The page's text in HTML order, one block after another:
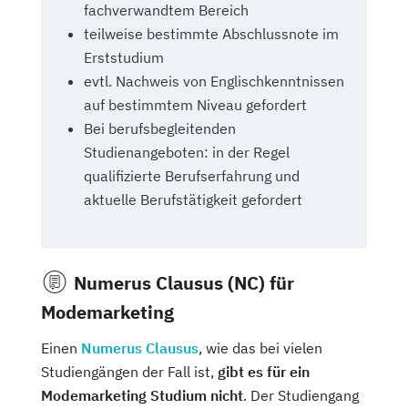
fachverwandtem Bereich
teilweise bestimmte Abschlussnote im
Erststudium
evtl. Nachweis von Englischkenntnissen
auf bestimmtem Niveau gefordert
Bei berufsbegleitenden
Studienangeboten: in der Regel
qualifizierte Berufserfahrung und
aktuelle Berufstätigkeit gefordert
Numerus Clausus (NC) für
Modemarketing
Einen Numerus Clausus, wie das bei vielen
Studiengängen der Fall ist, gibt es für ein
Modemarketing Studium nicht. Der Studiengang